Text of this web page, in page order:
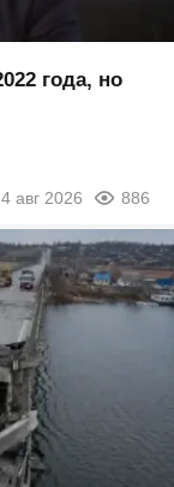
года, но
4 авг 2026 886